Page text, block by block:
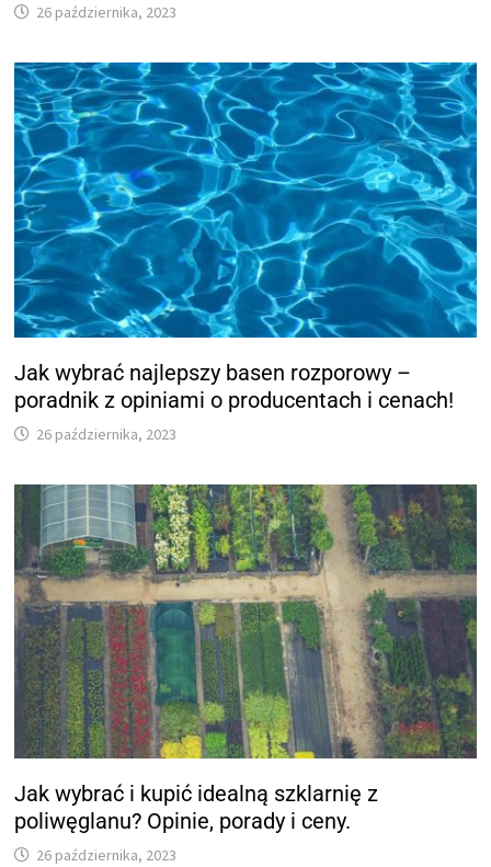
26 października, 2023
Jak wybrać najlepszy basen rozporowy –
poradnik z opiniami o producentach i cenach!
26 października, 2023
Jak wybrać i kupić idealną szklarnię z
poliwęglanu? Opinie, porady i ceny.
26 października, 2023